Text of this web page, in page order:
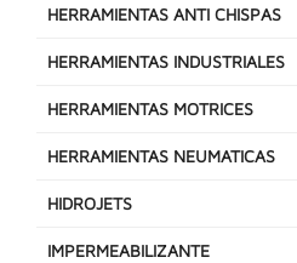
HERRAMIENTAS ANTI CHISPAS
HERRAMIENTAS INDUSTRIALES
HERRAMIENTAS MOTRICES
HERRAMIENTAS NEUMATICAS
HIDROJETS
IMPERMEABILIZANTE